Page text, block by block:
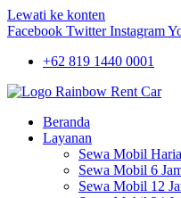
Lewati ke konten
Facebook Twitter Instagram
+62 819 1440 0001
Beranda
Layanan
Sewa Mobil
Sewa Mobil 6
Sewa Mobil 12